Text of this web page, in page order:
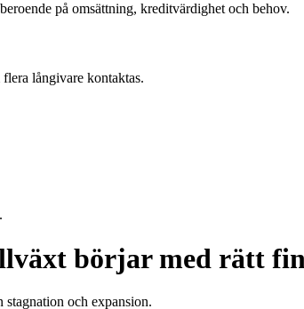
på omsättning, kreditvärdighet och behov.
långivare kontaktas.
börjar med rätt
och expansion.